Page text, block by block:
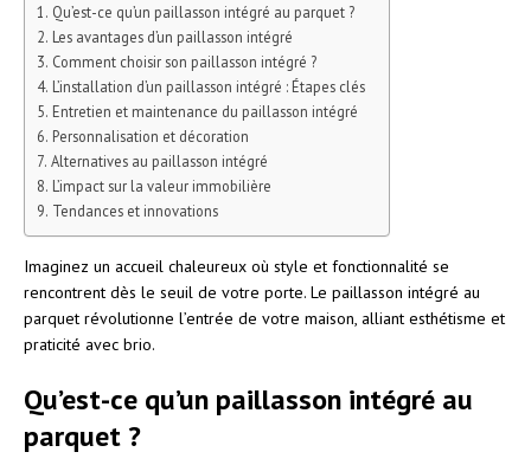
Qu’est-ce qu’un paillasson intégré au parquet ?
Les avantages d’un paillasson intégré
Comment choisir son paillasson intégré ?
L’installation d’un paillasson intégré : Étapes clés
Entretien et maintenance du paillasson intégré
Personnalisation et décoration
Alternatives au paillasson intégré
L’impact sur la valeur immobilière
Tendances et innovations
Imaginez un accueil chaleureux où style et fonctionnalité se
rencontrent dès le seuil de votre porte. Le paillasson intégré au
parquet révolutionne l’entrée de votre maison, alliant esthétisme et
praticité avec brio.
Qu’est-ce qu’un paillasson intégré au
parquet ?